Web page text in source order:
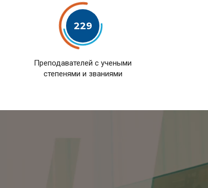
229
Преподавателей с учеными
степенями и званиями